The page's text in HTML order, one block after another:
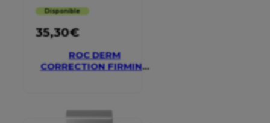
Disponible
35,30€
ROC DERM
CORRECTION FIRMING